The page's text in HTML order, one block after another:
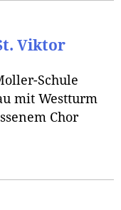
Viktor
Schule
mit Westturm
Chor